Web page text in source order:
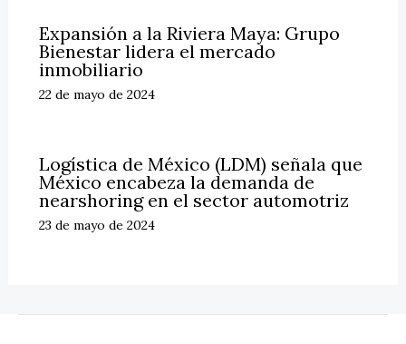
Expansión a la Riviera Maya: Grupo
Bienestar lidera el mercado
inmobiliario
22 de mayo de 2024
Logística de México (LDM) señala que
México encabeza la demanda de
nearshoring en el sector automotriz
23 de mayo de 2024